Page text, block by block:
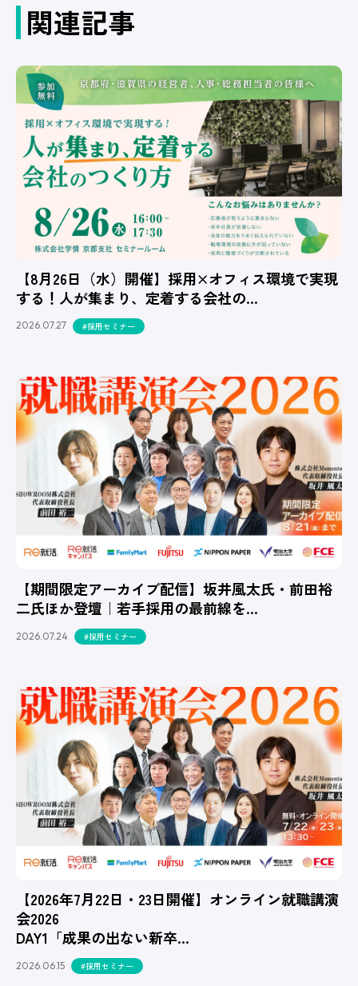
関連記事
【8月26日（水）開催】採用×オフィス環境で実現
する！人が集まり、定着する会社の…
2026.07.27 #採用セミナー
【期間限定アーカイブ配信】坂井風太氏・前田裕
二氏ほか登壇｜若手採用の最前線を…
2026.07.24 #採用セミナー
【2026年7月22日・23日開催】オンライン就職講演
会2026
DAY1「成果の出ない新卒…
2026.06.15 #採用セミナー